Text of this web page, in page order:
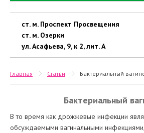
ст. м. Проспект Просвещения
ст. м. Озерки
ул. Асафьева, 9, к 2, лит. А
Главная Статьи Бактериальный
Бактериальный
В то время как дрожжевые инфекции
обсуждаемыми вагинальными